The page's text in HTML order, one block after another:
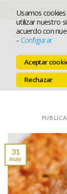
Usamos
utilizar nuestro
acuerdo con
- Configurar
Aceptar
Rechazar
contenido
ENTREGA
MENÚ
ARROZ
31
may